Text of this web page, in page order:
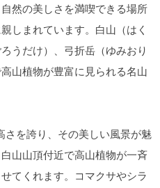
然の美しさを満喫できる場所
しまれています。白山（はく
うだけ）、弓折岳（ゆみおり
山植物が豊富に見られる名山
を誇り、その美しい風景が魅
山山頂付近で高山植物が一斉
てくれます。コマクサやシラ